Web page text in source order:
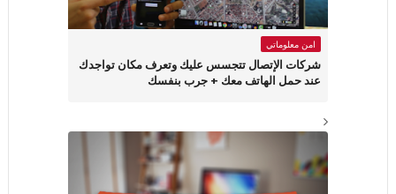
امن معلوماتي
شركات الإتصال تتجسس عليك وتعرف مكان تواجدك
عند حمل الهاتف معك + جرب بنفسك